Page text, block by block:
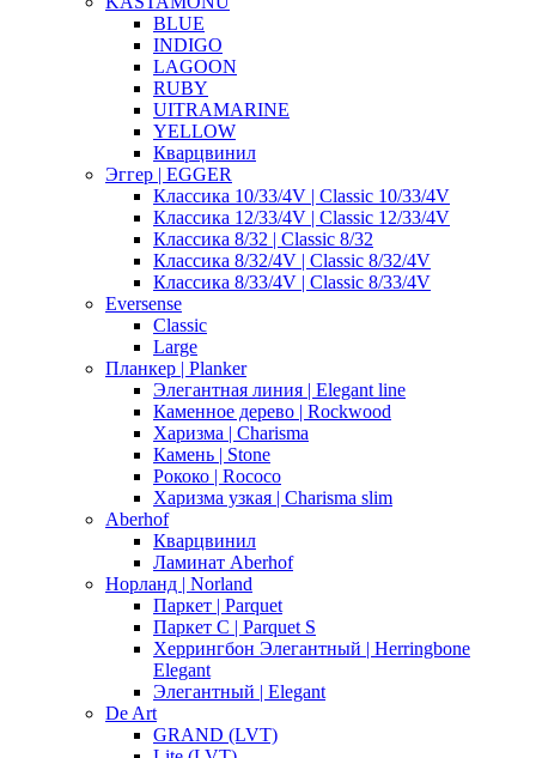
BLUE
INDIGO
LAGOON
RUBY
UITRAMARINE
YELLOW
Кварцвинил
Эггер | EGGER
Классика 10/33/4V | Classic 10/33/4V
Классика 12/33/4V | Classic 12/33/4V
Классика 8/32 | Classic 8/32
Классика 8/32/4V | Classic 8/32/4V
Классика 8/33/4V | Classic 8/33/4V
Eversense
Classic
Large
Планкер | Planker
Элегантная линия | Elegant line
Каменное дерево | Rockwood
Харизма | Charisma
Камень | Stone
Рококо | Rococo
Харизма узкая | Charisma slim
Aberhof
Кварцвинил
Ламинат Aberhof
Норланд | Norland
Паркет | Parquet
Паркет С | Parquet S
Херрингбон Элегантный | Herringbone
Elegant
Элегантный | Elegant
De Art
GRAND (LVT)